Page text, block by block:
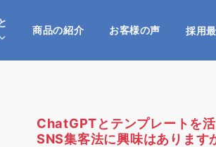
商品の紹介 お客様の声 採用
ChatGPTとテンプレートを
SNS集客法に興味はあります